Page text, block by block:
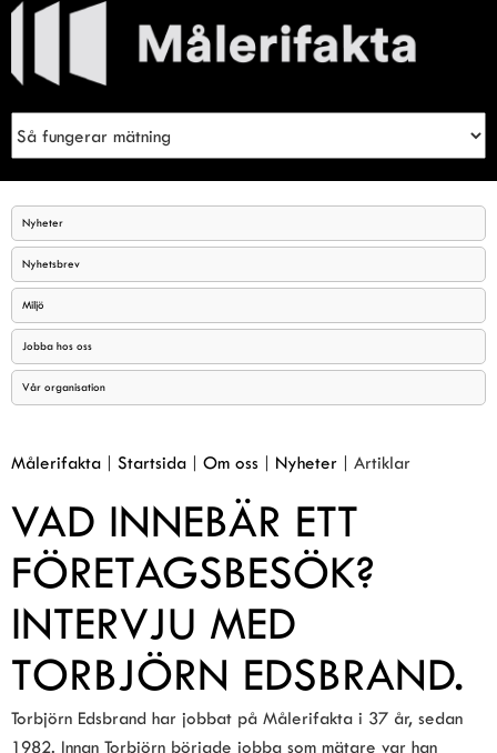
Meny
Nyheter
Nyhetsbrev
Miljö
Jobba hos oss
Vår organisation
Målerifakta | Startsida | Om oss | Nyheter | Artiklar
VAD INNEBÄR ETT
FÖRETAGSBESÖK?
INTERVJU MED
TORBJÖRN EDSBRAND.
Torbjörn Edsbrand har jobbat på Målerifakta i 37 år, sedan
1982. Innan Torbjörn började jobba som mätare var han
Sök